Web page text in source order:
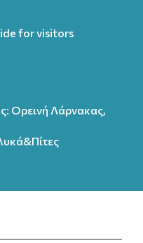
for visitors
Ορεινή Λάρνακας,